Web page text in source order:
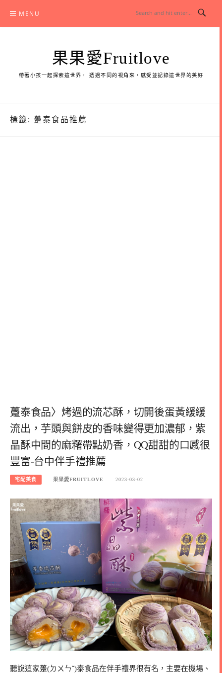
content
MENU
果果愛Fruitlove
帶著小孩一起探索這世界， 透過不同的視角來，感受並記錄這世界的美好
標籤: 躉泰食品推薦
躉泰食品〉烤過的流芯酥，切開後蛋黃緩緩
流出，芋頭與餅皮的香味變得更加濃郁，紫
晶酥中間的麻糬帶點奶香，QQ甜甜的口感很
豐富-台中伴手禮推薦
宅配美食 果果愛FRUITLOVE 2023-03-02
聽說這家躉(ㄉㄨㄣˇ)泰食品在伴手禮界很有名，主要在機場、